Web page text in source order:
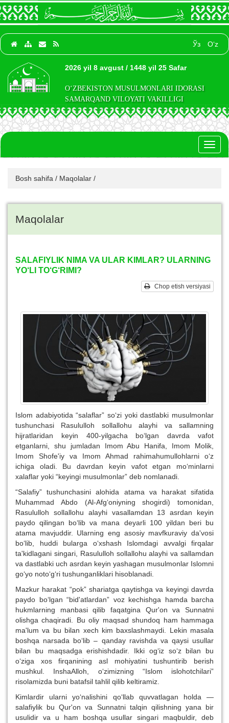
Ўз O‘z
2026 yil 8 avgust / 1448 yil 25 Safar
O‘ZBEKISTON MUSULMONLARI IDORASI
SAMARQAND VILOYATI VAKILLIGI
Bosh sahifa / Maqolalar /
Maqolalar
SALAFIYLIK NIMA VA ULAR KIMLAR? ULARNING
YO‘LI TO‘G‘RIMI?
Chop etish versiyasi
Islom adabiyotida “salaflar” so‘zi yoki dastlabki musulmonlar
tushunchasi Rasululloh sollallohu alayhi va sallamning
hijratlaridan keyin 400-yilgacha bo‘lgan davrda vafot
etganlarni, shu jumladan Imom Abu Hanifa, Imom Molik,
Imom Shofe'iy va Imom Ahmad rahimahumullohlarni o‘z
ichiga oladi. Bu davrdan keyin vafot etgan mo‘minlarni
xalaflar yoki “keyingi musulmonlar” deb nomlanadi.
“Salafiy” tushunchasini alohida atama va harakat sifatida
Muhammad Abdo (Al-Afg‘oniyning shogirdi) tomonidan,
Rasululloh sollallohu alayhi vasallamdan 13 asrdan keyin
paydo qilingan bo‘lib va mana deyarli 100 yildan beri bu
atama mavjuddir. Ularning eng asosiy mavfkuraviy da'vosi
bo‘lib, huddi bularga o‘xshash Islomdagi avvalgi firqalar
ta'kidlagani singari, Rasululloh sollallohu alayhi va sallamdan
va dastlabki uch asrdan keyin yashagan musulmonlar Islomni
go‘yo noto‘g‘ri tushunganliklari hisoblanadi.
Mazkur harakat “pok” shariatga qaytishga va keyingi davrda
paydo bo‘lgan “bid'atlardan” voz kechishga hamda barcha
hukmlarning manbasi qilib faqatgina Qur'on va Sunnatni
olishga chaqiradi. Bu oliy maqsad shundoq ham hammaga
ma'lum va bu bilan xech kim baxslashmaydi. Lekin masala
boshqa narsada bo‘lib – qanday ravishda va qaysi usullar
bilan bu maqsadga erishishdadir. Ikki og‘iz so‘z bilan bu
o‘ziga xos firqanining asl mohiyatini tushuntirib berish
mushkul. InshaAlloh, o‘zimizning “Islom islohotchilari”
risolamizda buni batafsil tahlil qilib keltiramiz.
Kimlardir ularni yo‘nalishini qo‘llab quvvatlagan holda —
salafiylik bu Qur'on va Sunnatni talqin qilishning yana bir
usulidir va u ham boshqa usullar singari maqbuldir, deb